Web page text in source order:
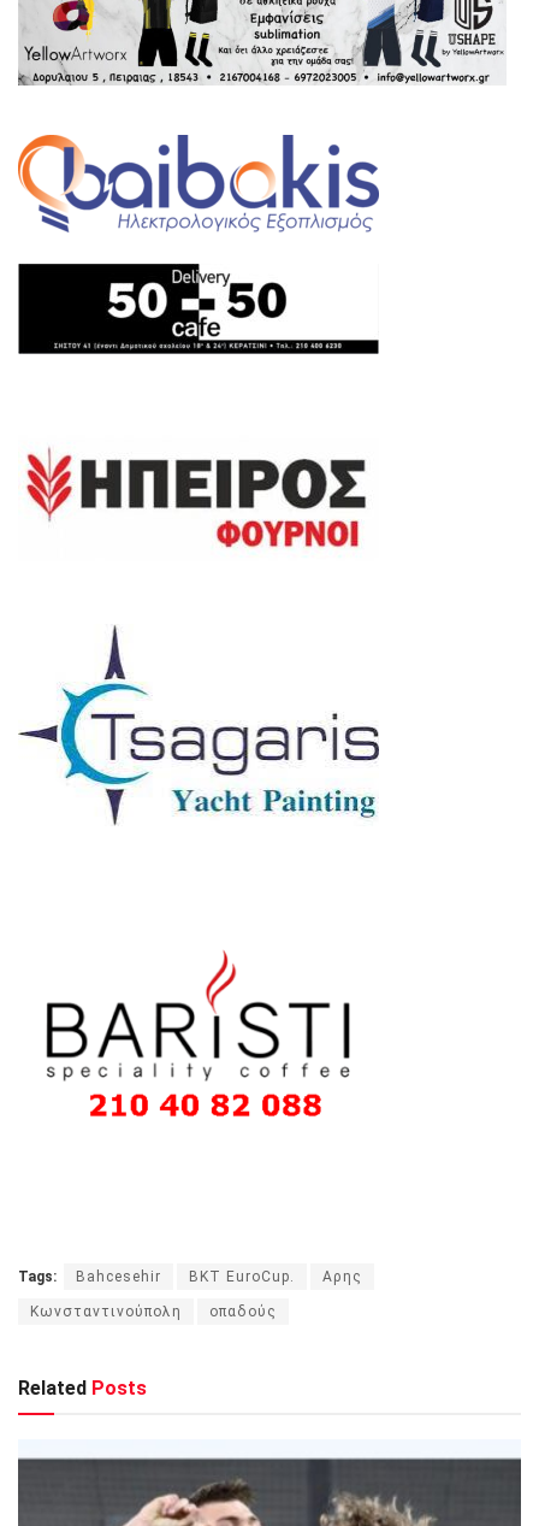
Tags: Bahcesehir BKT EuroCup. Αρης
Κωνσταντινούπολη οπαδούς
Related Posts